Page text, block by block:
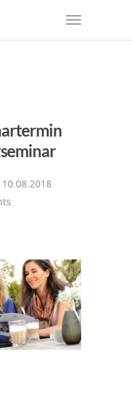
10.08.2018